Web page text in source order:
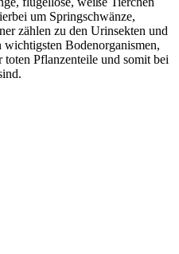
um Springschwänze,
zählen zu den Urinsekten und
Bodenorganismen,
Pflanzenteile und somit bei